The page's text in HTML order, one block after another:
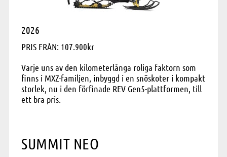
2026
PRIS FRÅN: 107.900kr
Varje uns av den kilometerlånga roliga faktorn som
finns i MXZ-familjen, inbyggd i en snöskoter i kompakt
storlek, nu i den förfinade REV Gen5-plattformen, till
ett bra pris.
SUMMIT NEO